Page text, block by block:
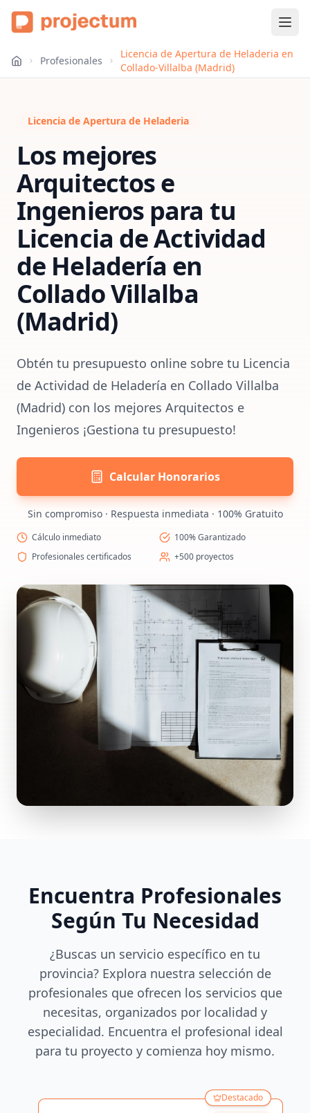
Profesionales
Licencia de Apertura de Heladeria en
Collado-Villalba (Madrid)
Licencia de Apertura de Heladeria
Los mejores
Arquitectos e
Ingenieros para tu
Licencia de Actividad
de Heladería en
Collado Villalba
(Madrid)
Obtén tu presupuesto online sobre tu Licencia
de Actividad de Heladería en Collado Villalba
(Madrid) con los mejores Arquitectos e
Ingenieros ¡Gestiona tu presupuesto!
Calcular Honorarios
Sin compromiso · Respuesta inmediata · 100% Gratuito
Cálculo inmediato
100% Garantizado
Profesionales certificados
+500 proyectos
Encuentra Profesionales
Según Tu Necesidad
¿Buscas un servicio específico en tu
provincia? Explora nuestra selección de
profesionales que ofrecen los servicios que
necesitas, organizados por localidad y
especialidad. Encuentra el profesional ideal
para tu proyecto y comienza hoy mismo.
Destacado